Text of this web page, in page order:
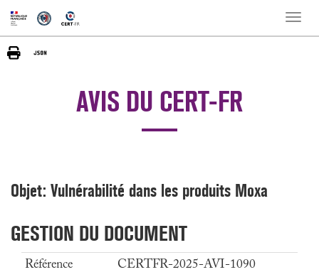
Toggle
AVIS DU CERT-FR
Objet: Vulnérabilité dans les produits Moxa
GESTION DU DOCUMENT
Référence
CERTFR-2025-AVI-1090